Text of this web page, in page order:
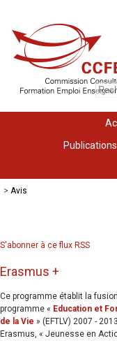
Publications
> Avis
S'abonner à ce flux RSS
Erasmus +
Ce programme établit la
programme « Education et
de la Vie » (EFTLV) 2007 -
Erasmus, « Jeunesse en